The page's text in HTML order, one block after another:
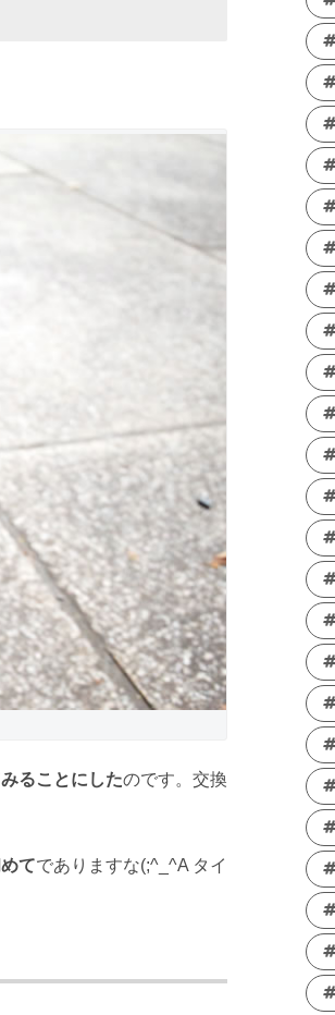
ることにしたのです。交換
てでありますな(;^_^A タイ